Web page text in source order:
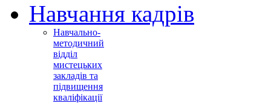
Навчання кадрів
Навчально-
методичний
відділ
мистецьких
закладів та
підвищення
кваліфікації